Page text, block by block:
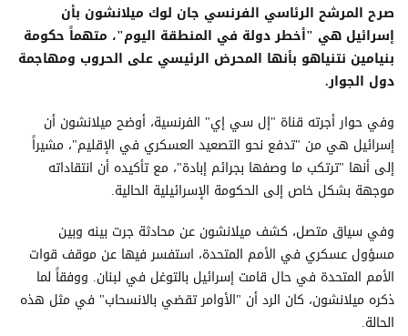
صرح المرشح الرئاسي الفرنسي جان لوك ميلانشون بأن
إسرائيل هي "أخطر دولة في المنطقة اليوم"، متهماً حكومة
بنيامين نتنياهو بأنها المحرض الرئيسي على الحروب ومهاجمة
دول الجوار.
وفي حوار أجرته قناة "إل سي إي" الفرنسية، أوضح ميلانشون أن
إسرائيل هي من "تدفع نحو التصعيد العسكري في الإقليم"، مشيراً
إلى أنها "ترتكب ما وصفها بجرائم إبادة"، مع تأكيده أن انتقاداته
موجهة بشكل خاص إلى الحكومة الإسرائيلية الحالية.
وفي سياق متصل، كشف ميلانشون عن محادثة جرت بينه وبين
مسؤول عسكري في الأمم المتحدة، استفسر فيها عن موقف قوات
الأمم المتحدة في حال قامت إسرائيل بالتوغل في لبنان. ووفقاً لما
ذكره ميلانشون، كان الرد أن "الأوامر تقضي بالانسحاب" في مثل هذه
الحالة.